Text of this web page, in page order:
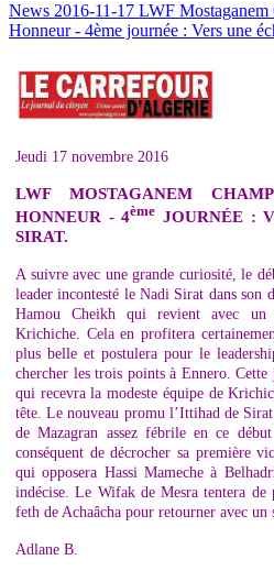
News 2016-11-17 LWF
Honneur - 4ème journée : Vers une
Jeudi 17 novembre 2016
LWF MOSTAGANEM
HONNEUR - 4ème JOURNÉE :
SIRAT.
A suivre avec une grande curiosité, le
leader incontesté le Nadi Sirat dans son
Hamou Cheikh qui revient avec un
Krichiche. Cela en profitera
plus belle et postulera pour le
chercher les trois points à Ennero. Cette
qui recevra la modeste équipe de
tête. Le nouveau promu l’Ittihad de
de Mazagran assez fébrile en ce
conséquent de décrocher sa première
qui opposera Hassi Mameche à
indécise. Le Wifak de Mesra tentera de
feth de Achaâcha pour retourner avec un
Adlane B.